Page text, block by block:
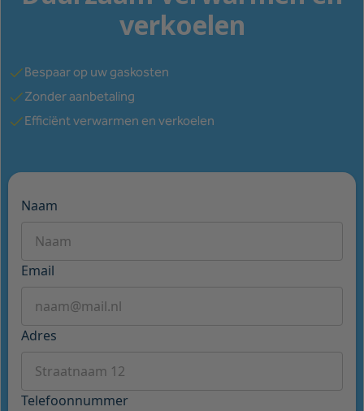
verkoelen
Bespaar op uw gaskosten
Zonder aanbetaling
Efficiënt verwarmen en verkoelen
Naam
Email
Adres
Telefoonnummer